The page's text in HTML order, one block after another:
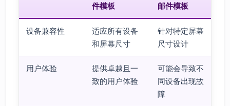
件模板
邮件模板
设备兼容性
适应所有设备
和屏幕尺寸
针对特定屏幕
尺寸设计
用户体验
提供卓越且一
致的用户体验
可能会导致不
同设备出现故
障